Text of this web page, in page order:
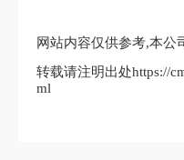
网站内容仅供参考,本公
转载请注明出处https://
ml